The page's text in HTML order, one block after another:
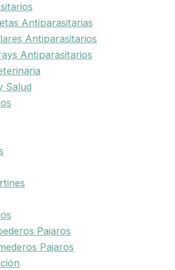
Antiparasitarias
Antiparasitarios
Antiparasitarios
Salud
Pajaros
Pajaros